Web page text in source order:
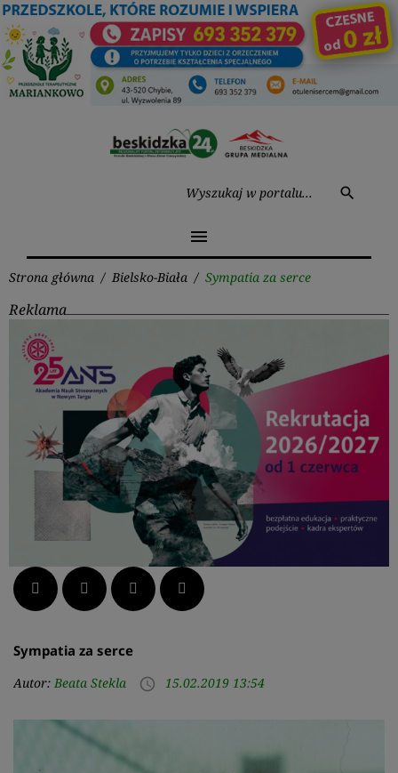
Przejdź
do
treści
search
menu
Strona główna / Bielsko-Biała / Sympatia za serce
Reklama
Facebook Twitter LinkedIn Pinterest
Sympatia za serce
Autor: Beata Stekla access_time 15.02.2019 13:54